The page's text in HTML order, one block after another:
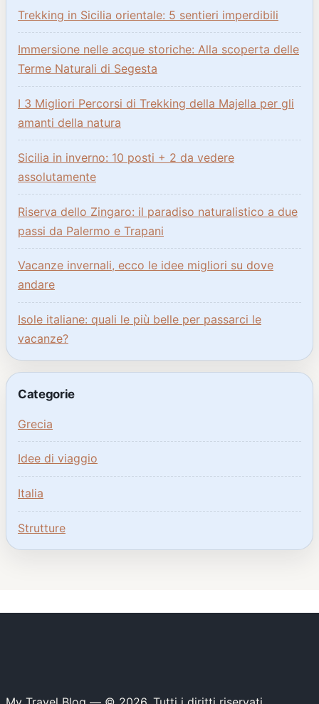
Trekking in Sicilia orientale: 5 sentieri imperdibili
Immersione nelle acque storiche: Alla scoperta delle
Terme Naturali di Segesta
I 3 Migliori Percorsi di Trekking della Majella per gli
amanti della natura
Sicilia in inverno: 10 posti + 2 da vedere
assolutamente
Riserva dello Zingaro: il paradiso naturalistico a due
passi da Palermo e Trapani
Vacanze invernali, ecco le idee migliori su dove
andare
Isole italiane: quali le più belle per passarci le
vacanze?
Categorie
Grecia
Idee di viaggio
Italia
Strutture